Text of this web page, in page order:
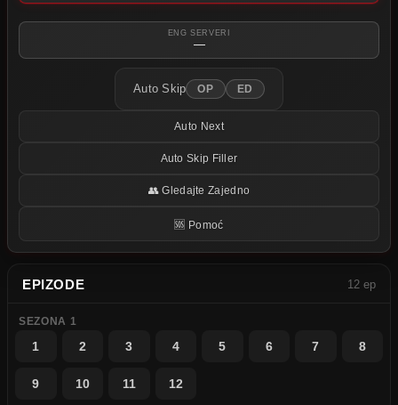
ENG SERVERI
—
Auto Skip OP ED
Auto Next
Auto Skip Filler
👥 Gledajte Zajedno
🆘 Pomoć
EPIZODE 12 ep
SEZONA 1
1 2 3 4 5 6 7 8
9 10 11 12